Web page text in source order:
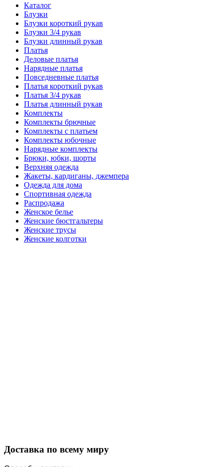
Каталог
Блузки
Блузки короткий рукав
Блузки 3/4 рукав
Блузки длинный рукав
Платья
Деловые платья
Нарядные платья
Повседневные платья
Платья короткий рукав
Платья 3/4 рукав
Платья длинный рукав
Комплекты
Комплекты брючные
Комплекты с платьем
Комплекты юбочные
Нарядные комплекты
Брюки, юбки, шорты
Верхняя одежда
Жакеты, кардиганы, джемпера
Одежда для дома
Спортивная одежда
Распродажа
Женское белье
Женские бюстгальтеры
Женские трусы
Женские колготки
Доставка по всему миру